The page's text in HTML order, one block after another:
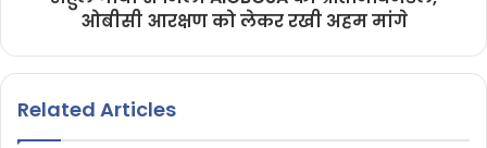
ओबीसी आरक्षण को लेकर रखी अहम मांगे
Related Articles